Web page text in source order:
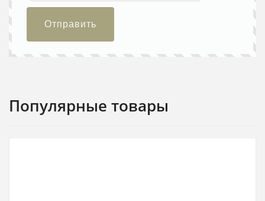
Отправить
Популярные товары